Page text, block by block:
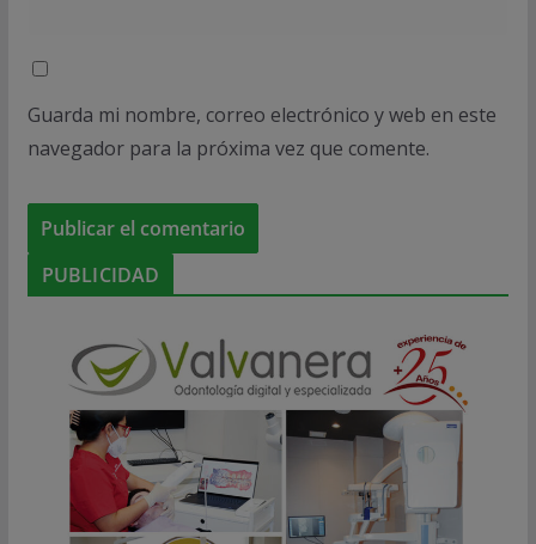
Guarda mi nombre, correo electrónico y web en este
navegador para la próxima vez que comente.
PUBLICIDAD